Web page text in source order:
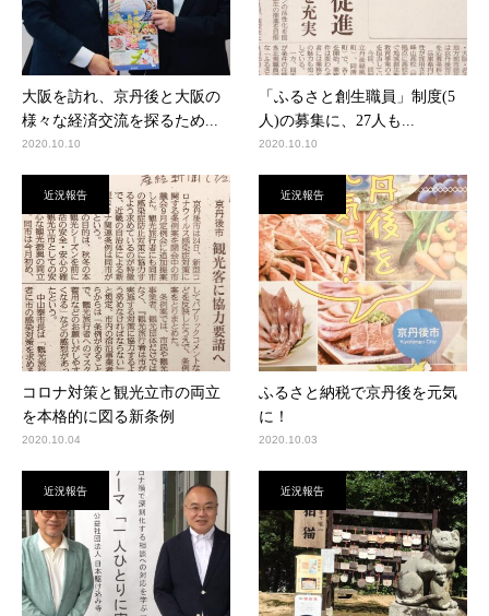
大阪を訪れ、京丹後と大阪の
様々な経済交流を探るため...
2020.10.10
「ふるさと創生職員」制度(5
人)の募集に、27人も...
2020.10.10
近況報告
コロナ対策と観光立市の両立
を本格的に図る新条例
2020.10.04
近況報告
ふるさと納税で京丹後を元気
に！
2020.10.03
近況報告 近況報告